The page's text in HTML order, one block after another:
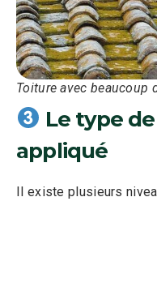
Toiture avec beaucoup
Le type
appliqué
Il existe plusieurs